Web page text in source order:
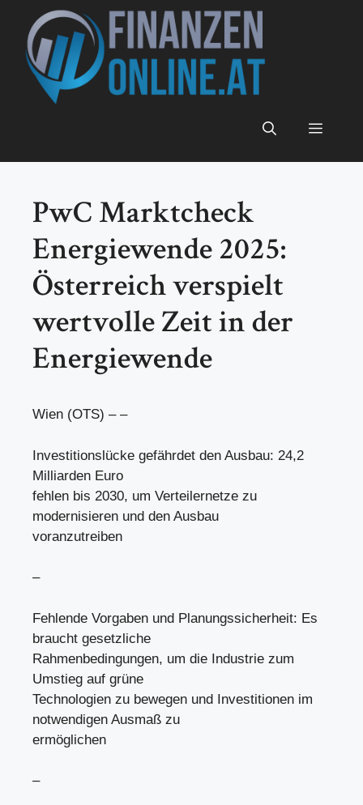
Inhalt
springen
Menü
PwC Marktcheck
Energiewende 2025:
Österreich verspielt
wertvolle Zeit in der
Energiewende
Wien (OTS) – –
Investitionslücke gefährdet den Ausbau: 24,2
Milliarden Euro
fehlen bis 2030, um Verteilernetze zu
modernisieren und den Ausbau
voranzutreiben
–
Fehlende Vorgaben und Planungssicherheit: Es
braucht gesetzliche
Rahmenbedingungen, um die Industrie zum
Umstieg auf grüne
Technologien zu bewegen und Investitionen im
notwendigen Ausmaß zu
ermöglichen
–